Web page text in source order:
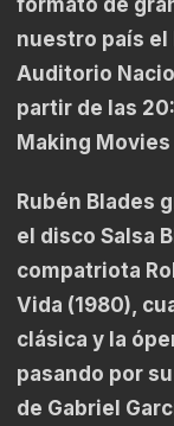
nuestro país el
Auditorio
partir de las
Making
Rubén Blades
el disco Salsa
compatriota
Vida (1980),
clásica y la
pasando por
de Gabriel